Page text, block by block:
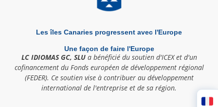
Les îles Canaries progressent avec l'Europe
Une façon de faire l'Europe
LC IDIOMAS GC, SLUa bénéficié du soutien d'ICEX et d'un
cofinancement du Fonds européen de développement régional
(FEDER). Ce soutien vise à contribuer au développement
international de l'entreprise et de sa région.